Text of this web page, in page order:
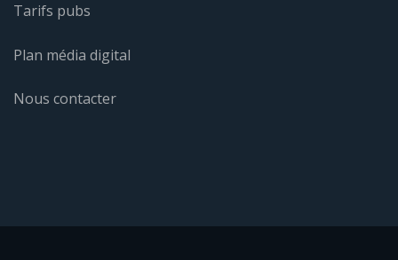
Tarifs pubs
Plan média digital
Nous contacter